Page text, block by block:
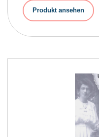
Produkt ansehen